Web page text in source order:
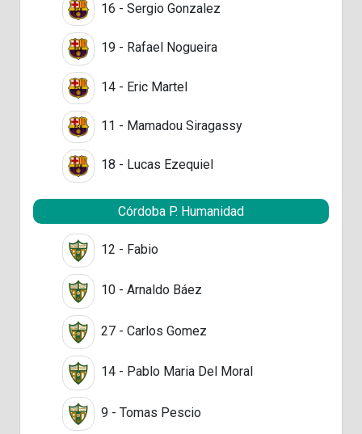
16 - Sergio Gonzalez
19 - Rafael Nogueira
14 - Eric Martel
11 - Mamadou Siragassy
18 - Lucas Ezequiel
Córdoba P. Humanidad
12 - Fabio
10 - Arnaldo Báez
27 - Carlos Gomez
14 - Pablo Maria Del Moral
9 - Tomas Pescio